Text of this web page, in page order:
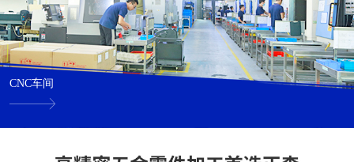
CNC车间